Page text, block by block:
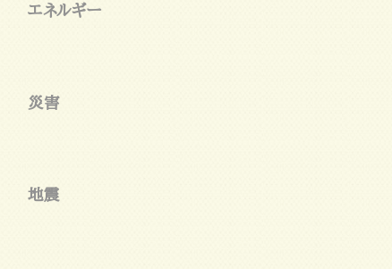
エネルギー
災害
地震